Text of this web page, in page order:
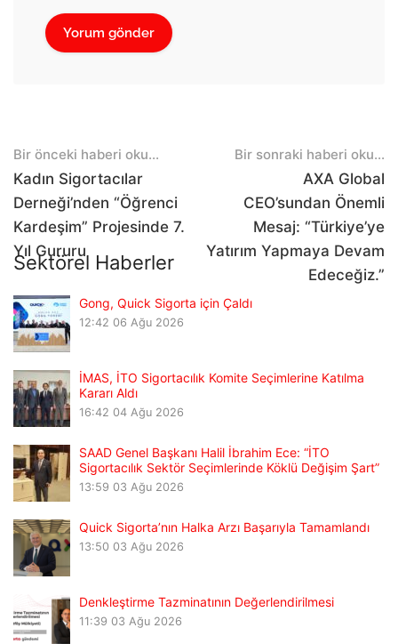
Post
navigation
Bir önceki haberi oku...
Kadın Sigortacılar
Derneği’nden “Öğrenci
Kardeşim” Projesinde 7.
Yıl Gururu
Bir sonraki haberi oku...
AXA Global
CEO’sundan Önemli
Mesaj: “Türkiye’ye
Yatırım Yapmaya Devam
Edeceğiz.”
Sektörel Haberler
Gong, Quick Sigorta için Çaldı
12:42 06 Ağu 2026
İMAS, İTO Sigortacılık Komite Seçimlerine Katılma
Kararı Aldı
16:42 04 Ağu 2026
SAAD Genel Başkanı Halil İbrahim Ece: “İTO
Sigortacılık Sektör Seçimlerinde Köklü Değişim Şart”
13:59 03 Ağu 2026
Quick Sigorta’nın Halka Arzı Başarıyla Tamamlandı
13:50 03 Ağu 2026
Denkleştirme Tazminatının Değerlendirilmesi
11:39 03 Ağu 2026